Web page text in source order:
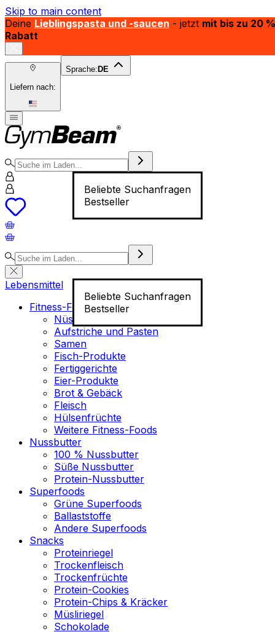
Skip to main content
Deine Lieblingspasta und -saucen - jetzt mit bis zu 20 %
Rabatt
Liefern nach:
Sprache: DE
Beliebte Suchanfragen
Bestseller
Beliebte Suchanfragen
Bestseller
Lebensmittel
Fitness-Food
Nüsse
Aufstriche und Pasten
Samen
Fisch-Produkte
Fertiggerichte
Eier-Produkte
Brot & Gebäck
Fleisch
Hülsenfrüchte
Weitere Fitness-Foods
Nussbutter
100 % Nussbutter
Süße Nussbutter
Protein-Nussbutter
Superfoods
Grüne Superfoods
Ballaststoffe
Andere Superfoods
Snacks
Proteinriegel
Trockenfleisch
Trockenfrüchte
Protein-Cookies
Protein-Chips & Kräcker
Müsliriegel
Schokolade